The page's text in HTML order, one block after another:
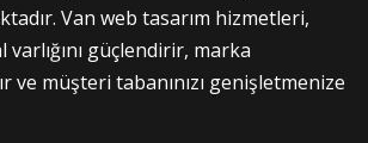
Van web tasarım hizmetleri,
güçlendirir, marka
ve müşteri tabanınızı genişletmenize